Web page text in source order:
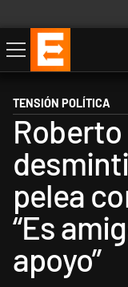
Economía
Política
Internacional
Actualidad
Descargá la App
TENSIÓN POLÍTICA
Roberto
pelea
“Es
apoyo”